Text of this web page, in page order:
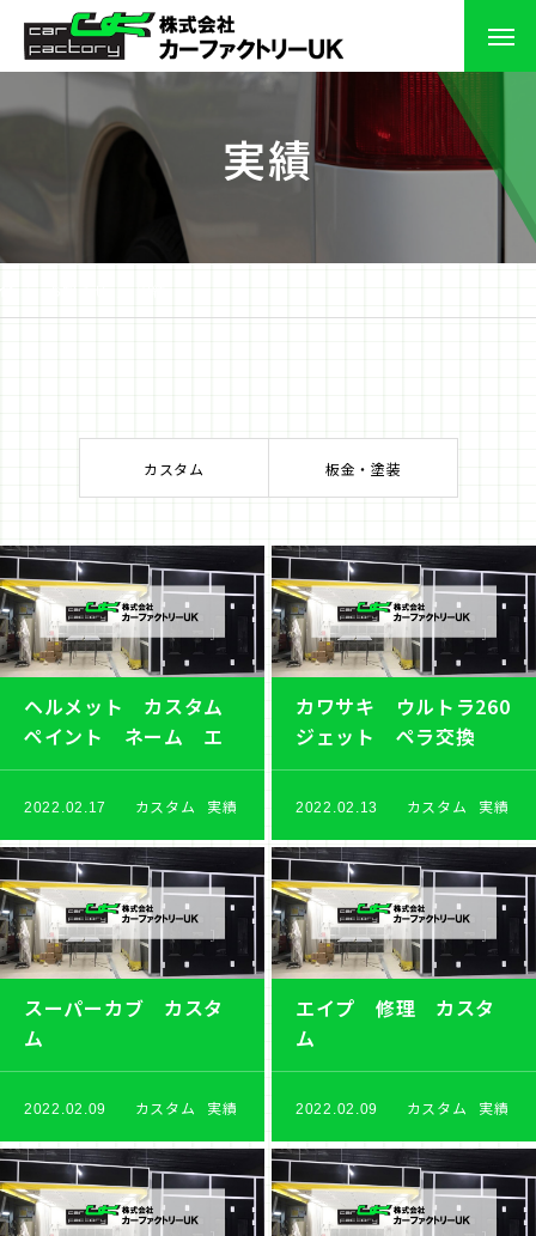
実績
カスタム 板金・塗装
ヘルメット カスタム
ペイント ネーム エ
アーブラシ
2022.02.17 カスタム 実績
カワサキ ウルトラ260
ジェット ペラ交換
2022.02.13 カスタム 実績
スーパーカブ カスタ
ム
2022.02.09 カスタム 実績
エイプ 修理 カスタ
ム
2022.02.09 カスタム 実績